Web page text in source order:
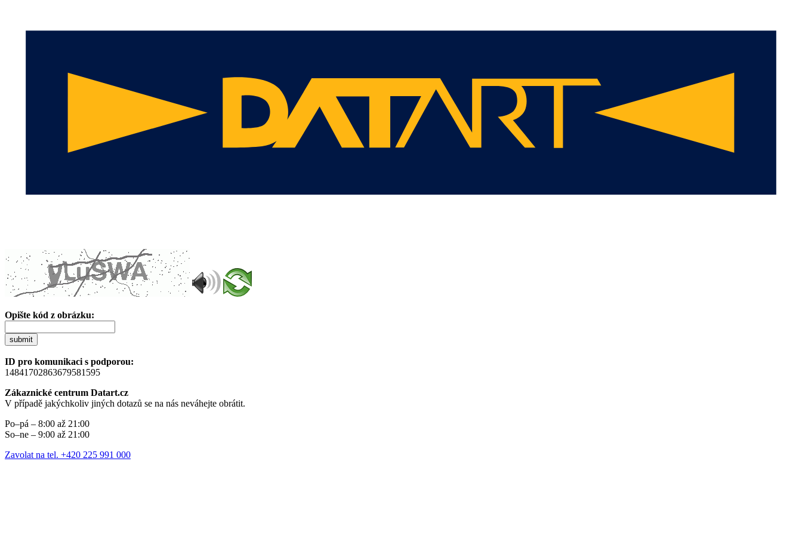
Opište kód z obrázku:
submit
ID pro komunikaci s podporou:
14841702863679581595
Zákaznické centrum Datart.cz
V případě jakýchkoliv jiných dotazů se na nás neváhejte obrátit.
Po–pá – 8:00 až 21:00
So–ne – 9:00 až 21:00
Zavolat na tel. +420 225 991 000